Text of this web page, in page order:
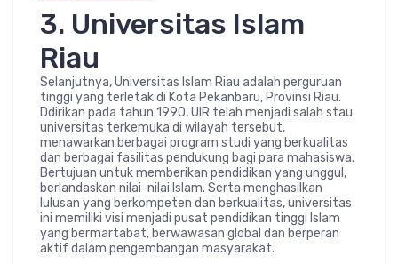
3. Universitas Islam
Riau
Selanjutnya, Universitas Islam Riau adalah perguruan
tinggi yang terletak di Kota Pekanbaru, Provinsi Riau.
Ddirikan pada tahun 1990, UIR telah menjadi salah stau
universitas terkemuka di wilayah tersebut,
menawarkan berbagai program studi yang berkualitas
dan berbagai fasilitas pendukung bagi para mahasiswa.
Bertujuan untuk memberikan pendidikan yang unggul,
berlandaskan nilai-nilai Islam. Serta menghasilkan
lulusan yang berkompeten dan berkualitas, universitas
ini memiliki visi menjadi pusat pendidikan tinggi Islam
yang bermartabat, berwawasan global dan berperan
aktif dalam pengembangan masyarakat.